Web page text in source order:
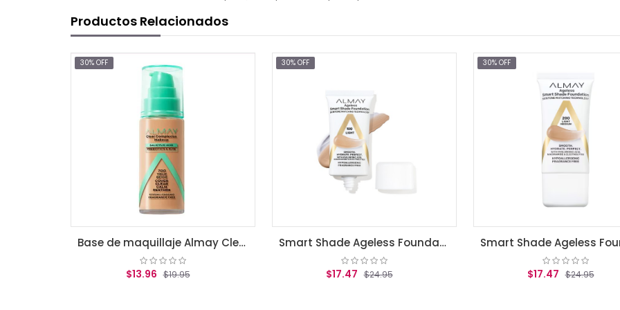
Productos Relacionados
30% OFF
Base de maquillaje Almay Clear Complexion True beige
$13.96 $19.95
30% OFF
Smart Shade Ageless Foundation Light
$17.47 $24.95
30% OFF
$17.47 $24.95